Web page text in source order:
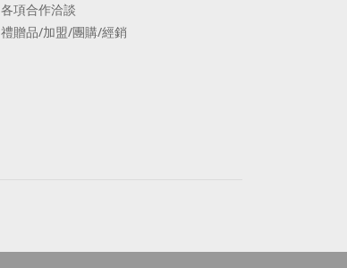
各項合作洽談
禮贈品/加盟/團購/經銷